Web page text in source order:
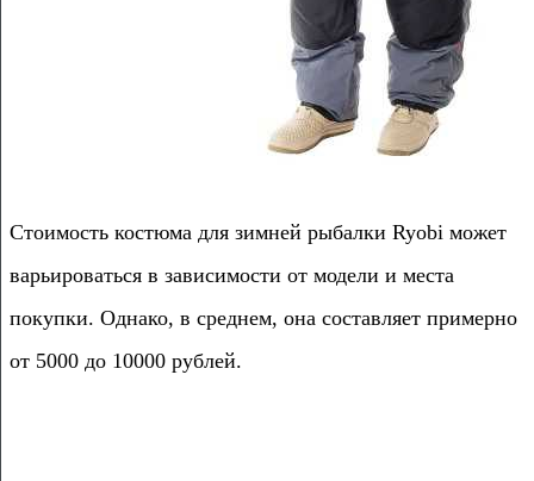
Стоимость костюма для зимней рыбалки Ryobi может
варьироваться в зависимости от модели и места
покупки. Однако, в среднем, она составляет примерно
от 5000 до 10000 рублей.